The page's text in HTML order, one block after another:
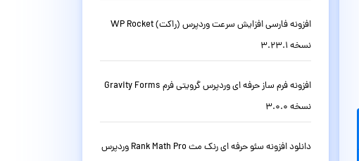
افزونه فارسی افزایش سرعت وردپرس (راکت) WP Rocket
نسخه 3.23.1
افزونه فرم ساز حرفه ای وردپرس گرویتی فرم Gravity Forms
نسخه 3.0.0
دانلود افزونه سئو حرفه ای رنک مث Rank Math Pro وردپرس